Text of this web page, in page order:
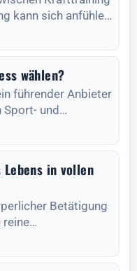
kann sich anfühlen
zwei
wählen?
führender Anbieter
und
Lebens in vollen
Betätigung
reine
und unsere
Beweis dafür.